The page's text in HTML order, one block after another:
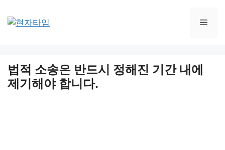
법적 소송은 반드시 정해진 기간 내에
제기해야 합니다.